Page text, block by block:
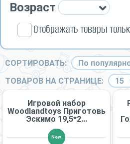
Возраст
Отображать товары
СОРТИРОВАТЬ:
ТОВАРОВ НА СТРАНИЦЕ:
Игровой набор
Woodlandtoys Приготовь
Эскимо 19,5*2...
New